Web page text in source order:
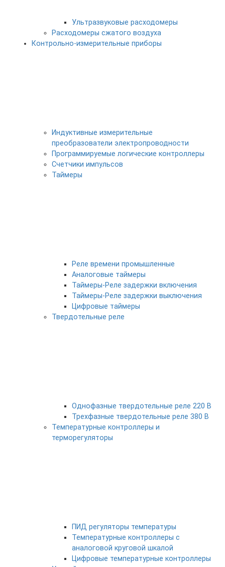
Ультразвуковые расходомеры
Расходомеры сжатого воздуха
Контрольно-измерительные приборы
Индуктивные измерительные
преобразователи электропроводности
Программируемые логические контроллеры
Счетчики импульсов
Таймеры
Реле времени промышленные
Аналоговые таймеры
Таймеры-Реле задержки включения
Таймеры-Реле задержки выключения
Цифровые таймеры
Твердотельные реле
Однофазные твердотельные реле 220 В
Трехфазные твердотельные реле 380 В
Температурные контроллеры и
терморегуляторы
ПИД регуляторы температуры
Температурные контроллеры с
аналоговой круговой шкалой
Цифровые температурные контроллеры